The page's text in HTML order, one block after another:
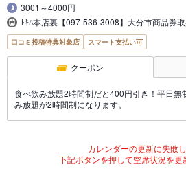
3001～4000円
ﾄｷﾊ本店裏【097-536-3008】大分市商品券
口コミ投稿特典対象店 スマート支払い可
クーポン
食べ飲み放題2時間制だと400円引き！平日無
み放題が2時間制になります。
カレンダーの更新に失敗し
下記ボタンを押して空席状況を更